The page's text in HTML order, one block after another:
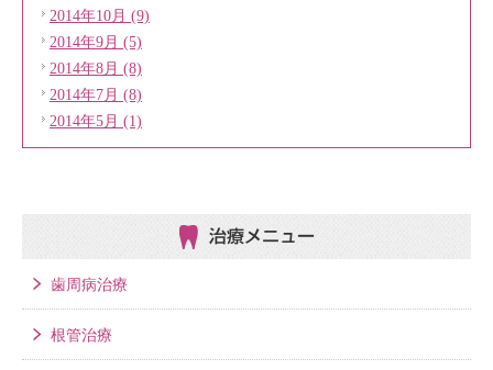
2014年10月 (9)
2014年9月 (5)
2014年8月 (8)
2014年7月 (8)
2014年5月 (1)
治療メニュー
歯周病治療
根管治療